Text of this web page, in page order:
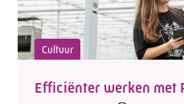
Cultuur
Efficiënter werken met